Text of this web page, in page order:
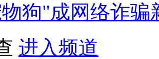
狗"成网络诈骗
进入频道